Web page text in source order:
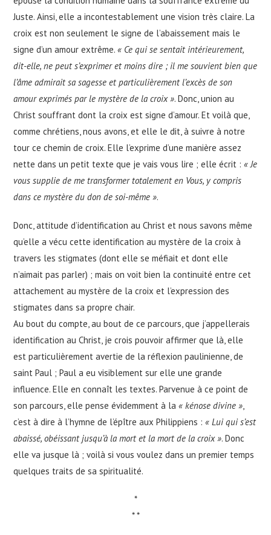
Juste. Ainsi, elle a incontestablement une vision très claire. La
croix est non seulement le signe de l’abaissement mais le
signe d’un amour extrême.« Ce qui se sentait intérieurement,
dit-elle, ne peut s’exprimer et moins dire ; il me souvient bien que
l’âme admirait sa sagesse et particulièrement l’excès de son
amour exprimés par le mystère de la croix ». Donc, union au
Christ souffrant dont la croix est signe d’amour. Et voilà que,
comme chrétiens, nous avons, et elle le dit, à suivre à notre
tour ce chemin de croix. Elle l’exprime d’une manière assez
nette dans un petit texte que je vais vous lire ; elle écrit :« Je
vous supplie de me transformer totalement en Vous, y compris
dans ce mystère du don de soi-même ».
Donc, attitude d’identification au Christ et nous savons même
qu’elle a vécu cette identification au mystère de la croix à
travers les stigmates (dont elle se méfiait et dont elle
n’aimait pas parler) ; mais on voit bien la continuité entre cet
attachement au mystère de la croix et l’expression des
stigmates dans sa propre chair.
Au bout du compte, au bout de ce parcours, que j’appellerais
identification au Christ, je crois pouvoir affirmer que là, elle
est particulièrement avertie de la réflexion paulinienne, de
saint Paul ; Paul a eu visiblement sur elle une grande
influence. Elle en connaît les textes. Parvenue à ce point de
son parcours, elle pense évidemment à la« kénose divine »,
c’est à dire à l’hymne de l’épître aux Philippiens : « Lui qui s’est
abaissé, obéissant jusqu’à la mort et la mort de la croix ». Donc
elle va jusque là ; voilà si vous voulez dans un premier temps
quelques traits de sa spiritualité.
*
* *